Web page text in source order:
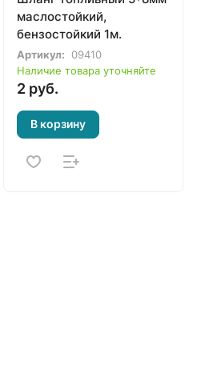
маслостойкий,
бензостойкий 1м.
Артикул:
09410
Наличие товара уточняйте
2 руб.
В корзину